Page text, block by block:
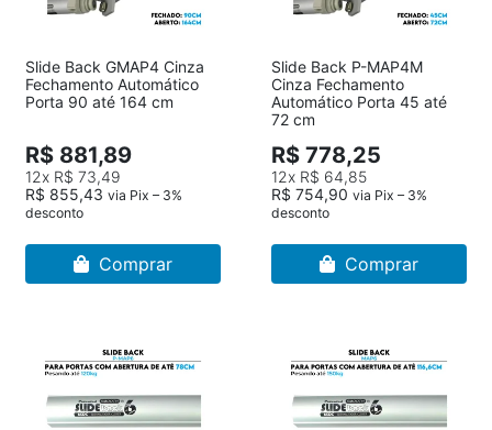
Slide Back GMAP4 Cinza
Fechamento Automático
Porta 90 até 164 cm
R$ 881,89
12x R$ 73,49
R$ 855,43 via Pix – 3%
desconto
Comprar
Slide Back P-MAP4M
Cinza Fechamento
Automático Porta 45 até
72 cm
R$ 778,25
12x R$ 64,85
R$ 754,90 via Pix – 3%
desconto
Comprar